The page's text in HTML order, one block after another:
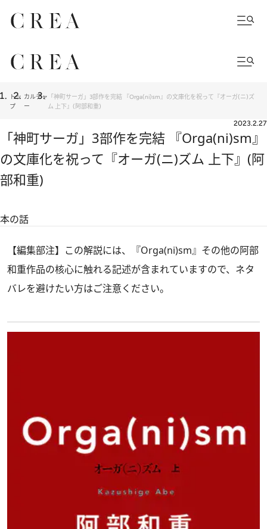
トッ
プ
カルチャ
ー
「神町サーガ」3部作を完結 『Orga(ni)sm』の文庫化を祝って『オーガ(ニ)ズ
ム 上下』(阿部和重)
2023.2.27
「神町サーガ」3部作を完結 『Orga(ni)sm』
の文庫化を祝って『オーガ(ニ)ズム 上下』(阿
部和重)
本の話
【編集部注】この解説には、『Orga(ni)sm』その他の阿部
和重作品の核心に触れる記述が含まれていますので、ネタ
バレを避けたい方はご注意ください。